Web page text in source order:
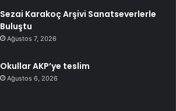
Sezai Karakoç Arşivi Sanatseverlerle
Buluştu
Ağustos 7, 2026
Okullar AKP’ye teslim
Ağustos 6, 2026